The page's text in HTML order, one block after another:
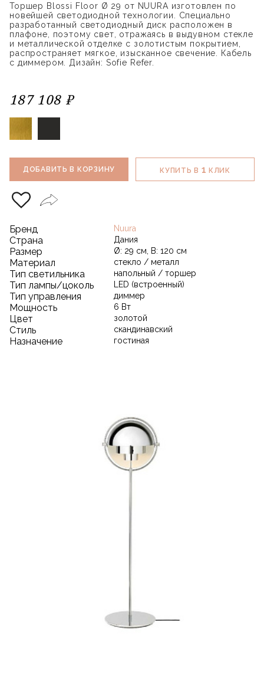
Торшер Blossi Floor Ø 29 от NUURA изготовлен по
новейшей светодиодной технологии. Специально
разработанный светодиодный диск расположен в
плафоне, поэтому свет, отражаясь в выдувном стекле
и металлической отделке с золотистым покрытием,
распространяет мягкое, изысканное свечение. Кабель
с диммером. Дизайн: Sofie Refer.
187 108 ₽
ДОБАВИТЬ В КОРЗИНУ КУПИТЬ В 1 КЛИК
Бренд Nuura
Страна Дания
Размер Ø: 29 см, В: 120 см
Материал стекло / металл
Тип светильника напольный / торшер
Тип лампы/цоколь LED (встроенный)
Тип управления диммер
Мощность 6 Вт
Цвет золотой
Стиль скандинавский
Назначение гостиная